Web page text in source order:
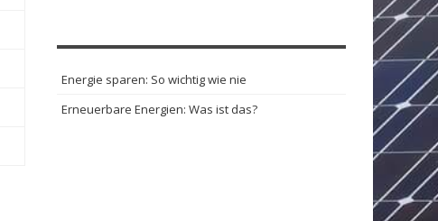
Energie sparen: So wichtig wie nie
Erneuerbare Energien: Was ist das?